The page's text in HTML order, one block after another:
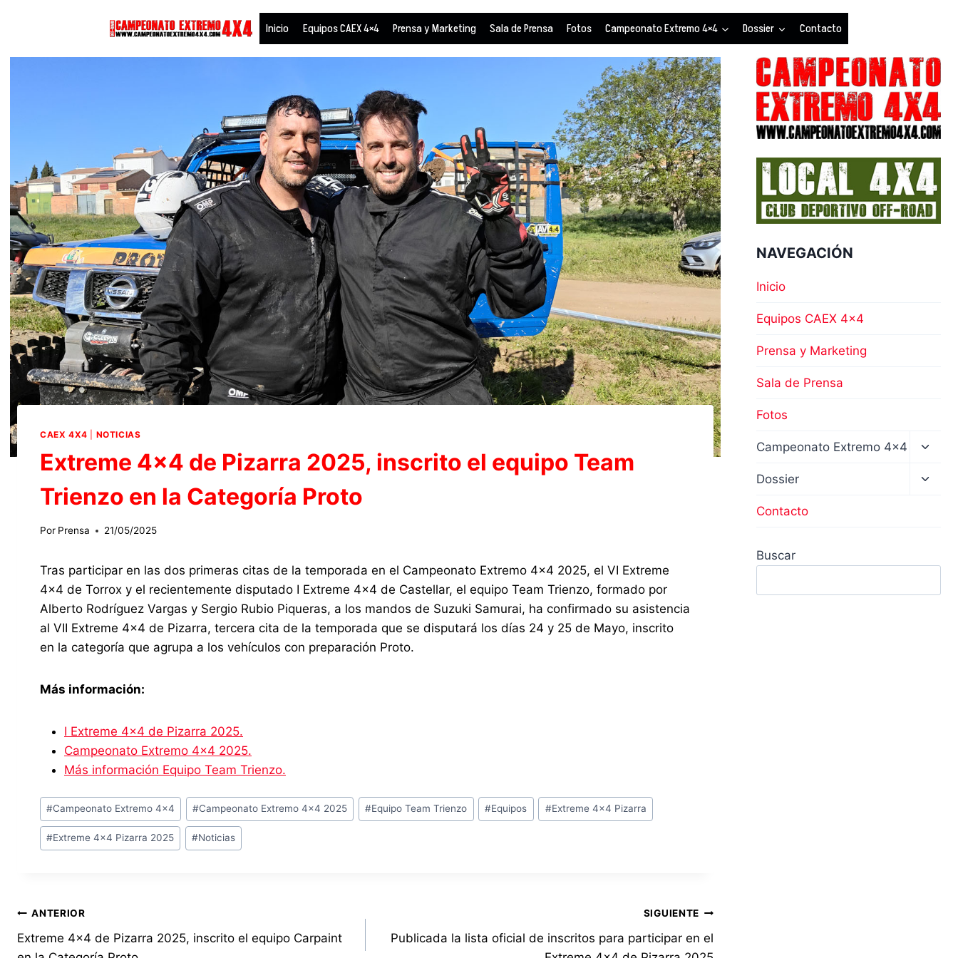
Inicio Equipos CAEX 4×4 Prensa y Marketing Sala de Prensa Fotos Campeonato Extremo 4×4 Dossier Contacto
CAEX 4X4 NOTICIAS
Extreme 4×4 de Pizarra 2025, inscrito el equipo Team
Trienzo en la Categoría Proto
Por Prensa 21/05/2025
Tras participar en las dos primeras citas de la temporada en el Campeonato Extremo 4×4 2025, el VI Extreme
4×4 de Torrox y el recientemente disputado I Extreme 4×4 de Castellar, el equipo Team Trienzo, formado por
Alberto Rodríguez Vargas y Sergio Rubio Piqueras, a los mandos de Suzuki Samurai, ha confirmado su asistencia
al VII Extreme 4×4 de Pizarra, tercera cita de la temporada que se disputará los días 24 y 25 de Mayo, inscrito
en la categoría que agrupa a los vehículos con preparación Proto.
Más información:
I Extreme 4×4 de Pizarra 2025.
Campeonato Extremo 4×4 2025.
Más información Equipo Team Trienzo.
Etiquetas
de
la
#Campeonato Extremo 4x4 #Campeonato Extremo 4x4 2025 #Equipo Team Trienzo #Equipos #Extreme 4x4 Pizarra
#Extreme 4x4 Pizarra 2025 #Noticias
Navegación
de
ANTERIOR
Extreme 4×4 de Pizarra 2025, inscrito el equipo Carpaint
SIGUIENTE
Publicada la lista oficial de inscritos para participar en el
NAVEGACIÓN
Inicio
Equipos CAEX 4×4
Prensa y Marketing
Sala de Prensa
Fotos
Campeonato Extremo 4×4
hijo
Dossier
Contacto
Buscar